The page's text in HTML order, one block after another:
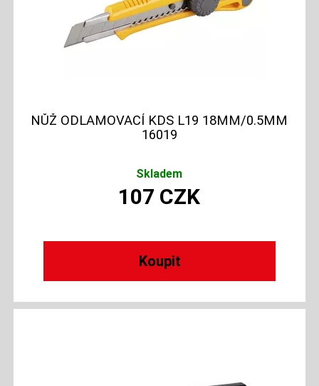
NŮŽ ODLAMOVACÍ KDS L19 18MM/0.5MM
16019
Skladem
107 CZK